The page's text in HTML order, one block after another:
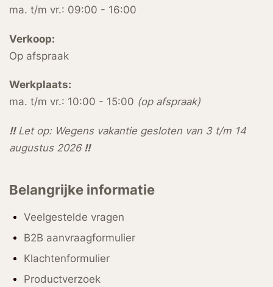
ma. t/m vr.: 09:00 - 16:00
Verkoop:
Op afspraak
Werkplaats:
ma. t/m vr.: 10:00 - 15:00 (op afspraak)
!!Let op: Wegens vakantie gesloten van 3 t/m 14
augustus 2026 !!
Belangrijke informatie
Veelgestelde vragen
B2B aanvraagformulier
Klachtenformulier
Productverzoek